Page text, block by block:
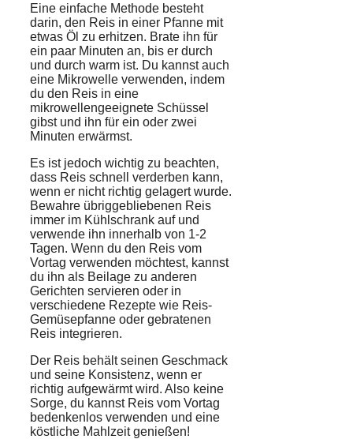
Eine einfache Methode besteht
darin, den Reis in einer Pfanne mit
etwas Öl zu erhitzen. Brate ihn für
ein paar Minuten an, bis er durch
und durch warm ist. Du kannst auch
eine Mikrowelle verwenden, indem
du den Reis in eine
mikrowellengeeignete Schüssel
gibst und ihn für ein oder zwei
Minuten erwärmst.
Es ist jedoch wichtig zu beachten,
dass Reis schnell verderben kann,
wenn er nicht richtig gelagert wurde.
Bewahre übriggebliebenen Reis
immer im Kühlschrank auf und
verwende ihn innerhalb von 1-2
Tagen. Wenn du den Reis vom
Vortag verwenden möchtest, kannst
du ihn als Beilage zu anderen
Gerichten servieren oder in
verschiedene Rezepte wie Reis-
Gemüsepfanne oder gebratenen
Reis integrieren.
Der Reis behält seinen Geschmack
und seine Konsistenz, wenn er
richtig aufgewärmt wird. Also keine
Sorge, du kannst Reis vom Vortag
bedenkenlos verwenden und eine
köstliche Mahlzeit genießen!